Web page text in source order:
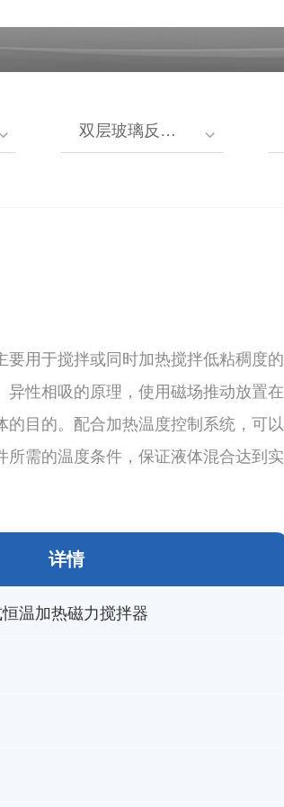
双层玻璃反应釜
用于搅拌或同时加热搅拌低粘稠度的
性相吸的原理，使用磁场推动放置在
目的。配合加热温度控制系统，可以
需的温度条件，保证液体混合达到实
详情
温加热磁力搅拌器